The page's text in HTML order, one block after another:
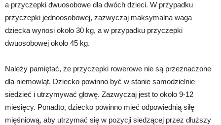
a przyczepki dwuosobowe dla dwóch dzieci. W przypadku
przyczepki jednoosobowej, zazwyczaj maksymalna waga
dziecka wynosi około 30 kg, a w przypadku przyczepki
dwuosobowej około 45 kg.
Należy pamiętać, że przyczepki rowerowe nie są przeznaczone
dla niemowląt. Dziecko powinno być w stanie samodzielnie
siedzieć i utrzymywać głowę. Zazwyczaj jest to około 9-12
miesięcy. Ponadto, dziecko powinno mieć odpowiednią siłę
mięśniową, aby utrzymać się w pozycji siedzącej przez dłuższy